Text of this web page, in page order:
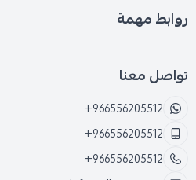
روابط مهمة
تواصل معنا
+966556205512
+966556205512
+966556205512